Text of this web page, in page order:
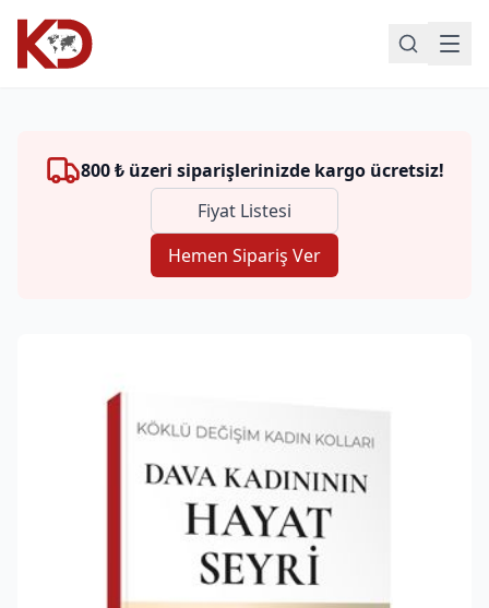
800 ₺ üzeri siparişlerinizde kargo ücretsiz!
Fiyat Listesi
Hemen Sipariş Ver